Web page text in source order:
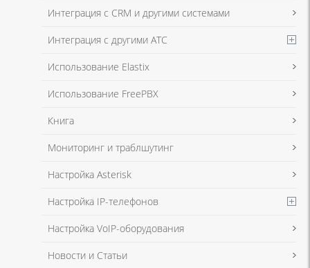
Я даю согласие на обработку моих персональных данных для связи
в соответствии с Политикой в отношении обработки персональных
Интеграция с CRM и другими системами
Интеграция с другими АТС
Использование Elastix
Использование FreePBX
Книга
Мониторинг и траблшутинг
Настройка Asterisk
Настройка IP-телефонов
Настройка VoIP-оборудования
Новости и Статьи